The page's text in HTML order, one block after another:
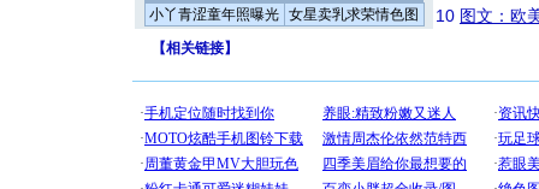
小丫青涩童年照曝光 女星卖乳求荣情色图
10 图文：欧
【相关链接】